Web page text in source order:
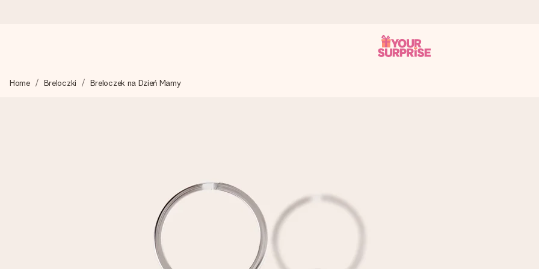
Tworzymy Twój prezent z troską i wysyłamy go w mgnieniu oka – dzięki czemu możesz go dać dokładnie we właściwym
Darmowy bilecik z życzeniami
Stwórz coś wyjątkowego w zaledwie kilku krokach – z jej imieniem, swoim zdjęciem lub wiadomością, która naprawdę poruszy
Home Breloczki Breloczek na Dzień Mamy